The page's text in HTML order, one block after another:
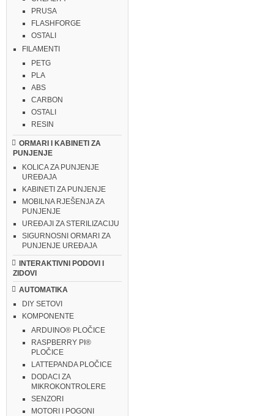
PRUSA
FLASHFORGE
OSTALI
FILAMENTI
PETG
PLA
ABS
CARBON
OSTALI
RESIN
ORMARI I KABINETI ZA
PUNJENJE
KOLICA ZA PUNJENJE
UREĐAJA
KABINETI ZA PUNJENJE
MOBILNA RJEŠENJA ZA
PUNJENJE
UREĐAJI ZA STERILIZACIJU
SIGURNOSNI ORMARI ZA
PUNJENJE UREĐAJA
INTERAKTIVNI PODOVI I
ZIDOVI
AUTOMATIKA
DIY SETOVI
KOMPONENTE
ARDUINO® PLOČICE
RASPBERRY PI®
PLOČICE
LATTEPANDA PLOČICE
DODACI ZA
MIKROKONTROLERE
SENZORI
MOTORI I POGONI